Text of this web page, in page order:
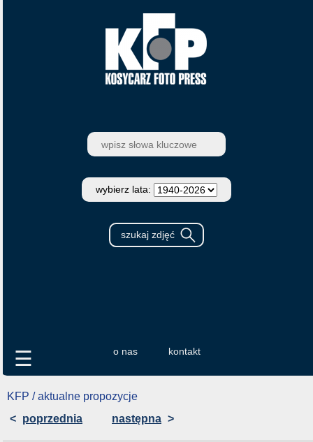
wybierz lata:
o nas kontakt
☰
KFP / aktualne propozycje
< poprzednia następna >